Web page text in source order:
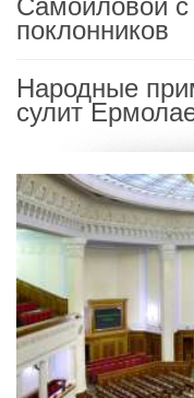
Самойловой с
поклонников
Народные
сулит